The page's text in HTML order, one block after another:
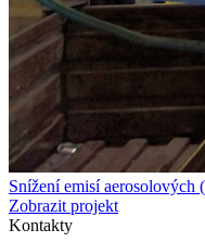
Snížení emisí aerosolových
Zobrazit projekt
Kontakty